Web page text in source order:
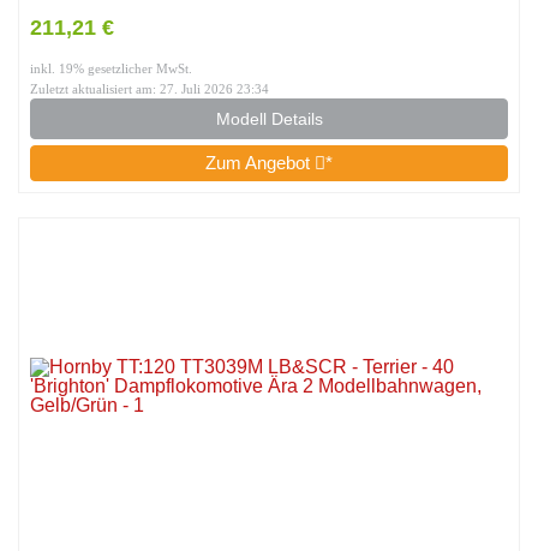
Epoche 4, Schwarz
211,21 €
inkl. 19% gesetzlicher MwSt.
Zuletzt aktualisiert am: 27. Juli 2026 23:34
Modell Details
Zum Angebot *